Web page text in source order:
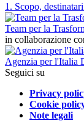
1. Scopo,
Team per la
in collaborazione
Agenzia per l'Italia
Seguici su
Privacy
Cookie
Note legali